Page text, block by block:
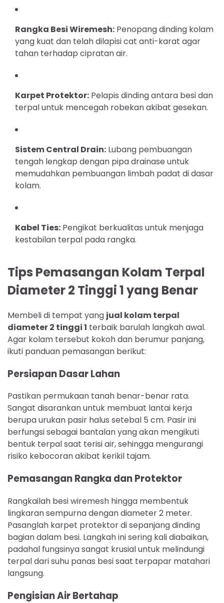
Rangka Besi Wiremesh: Penopang dinding kolam
yang kuat dan telah dilapisi cat anti-karat agar
tahan terhadap cipratan air.
Karpet Protektor: Pelapis dinding antara besi dan
terpal untuk mencegah robekan akibat gesekan.
Sistem Central Drain: Lubang pembuangan
tengah lengkap dengan pipa drainase untuk
memudahkan pembuangan limbah padat di dasar
kolam.
Kabel Ties: Pengikat berkualitas untuk menjaga
kestabilan terpal pada rangka.
Tips Pemasangan Kolam Terpal
Diameter 2 Tinggi 1 yang Benar
Membeli di tempat yang jual kolam terpal
diameter 2 tinggi 1 terbaik barulah langkah awal.
Agar kolam tersebut kokoh dan berumur panjang,
ikuti panduan pemasangan berikut:
Persiapan Dasar Lahan
Pastikan permukaan tanah benar-benar rata.
Sangat disarankan untuk membuat lantai kerja
berupa urukan pasir halus setebal 5 cm. Pasir ini
berfungsi sebagai bantalan yang akan mengikuti
bentuk terpal saat terisi air, sehingga mengurangi
risiko kebocoran akibat kerikil tajam.
Pemasangan Rangka dan Protektor
Rangkailah besi wiremesh hingga membentuk
lingkaran sempurna dengan diameter 2 meter.
Pasanglah karpet protektor di sepanjang dinding
bagian dalam besi. Langkah ini sering kali diabaikan,
padahal fungsinya sangat krusial untuk melindungi
terpal dari suhu panas besi saat terpapar matahari
langsung.
Pengisian Air Bertahap